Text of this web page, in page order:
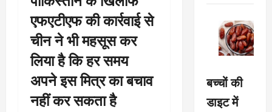
एफएटीएफ की कार्रवाई से
चीन ने भी महसूस कर
लिया है कि हर समय
अपने इस मित्र का बचाव
नहीं कर सकता है
बच्चों की
डाइट में